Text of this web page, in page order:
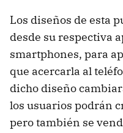
Los diseños de esta
desde su respectiva
smartphones, para
que acercarla al
dicho diseño
los usuarios podrán
pero también se